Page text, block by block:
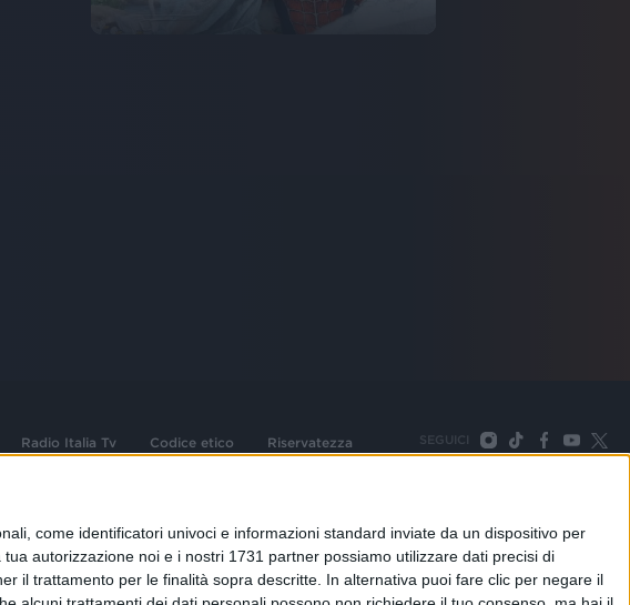
come identificatori univoci e informazioni standard inviate da un dispositivo per
tua autorizzazione noi e i nostri 1731 partner possiamo utilizzare dati precisi di
il trattamento per le finalità sopra descritte. In alternativa puoi fare clic per negare il
Radio Italia Tv Codice etico Riservatezza SEGUICI
Viale Europa 49, 20093 Cologno Monzese (Mi) |Tel. +39 02 254441 | Fax +39
97, 20144 Milano
TORNA SU